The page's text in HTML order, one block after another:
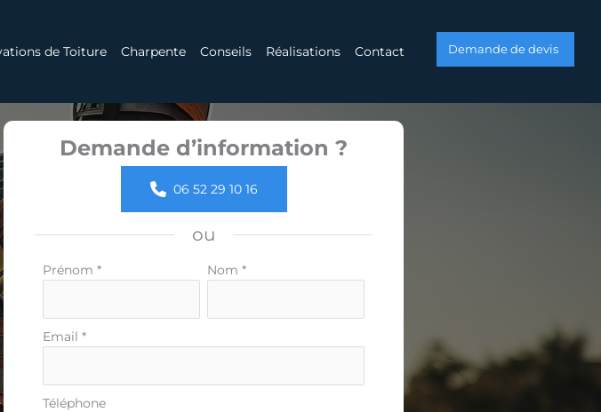
de Toiture Charpente Conseils Réalisations Contact Demande de devis
Demande d’information ?
06 52 29 10 16
ou
Formulaire
Prénom * Nom *
Email *
Téléphone